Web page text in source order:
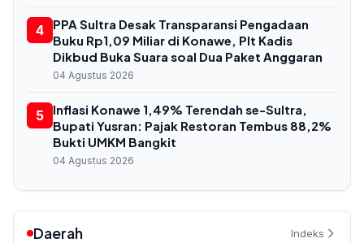
4
PPA Sultra Desak Transparansi Pengadaan
Buku Rp1,09 Miliar di Konawe, Plt Kadis
Dikbud Buka Suara soal Dua Paket Anggaran
04 Agustus 2026
5
Inflasi Konawe 1,49% Terendah se-Sultra,
Bupati Yusran: Pajak Restoran Tembus 88,2%
Bukti UMKM Bangkit
04 Agustus 2026
Daerah Indeks